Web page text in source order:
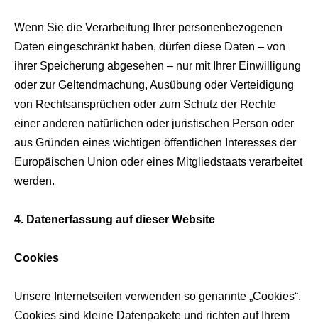
Wenn Sie die Verarbeitung Ihrer personenbezogenen
Daten eingeschränkt haben, dürfen diese Daten – von
ihrer Speicherung abgesehen – nur mit Ihrer Einwilligung
oder zur Geltendmachung, Ausübung oder Verteidigung
von Rechtsansprüchen oder zum Schutz der Rechte
einer anderen natürlichen oder juristischen Person oder
aus Gründen eines wichtigen öffentlichen Interesses der
Europäischen Union oder eines Mitgliedstaats verarbeitet
werden.
4. Datenerfassung auf dieser Website
Cookies
Unsere Internetseiten verwenden so genannte „Cookies“.
Cookies sind kleine Datenpakete und richten auf Ihrem